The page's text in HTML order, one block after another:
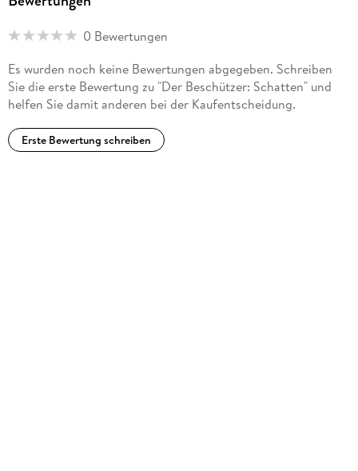
0 Bewertungen
Es wurden noch keine Bewertungen abgegeben. Schreiben
Sie die erste Bewertung zu "Der Beschützer: Schatten" und
helfen Sie damit anderen bei der Kaufentscheidung.
Erste Bewertung schreiben